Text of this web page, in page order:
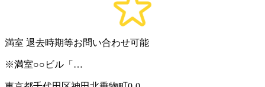
満室 退去時期等お問い合わせ可能
※満室○○ビル「…